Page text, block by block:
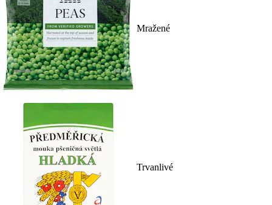
Mražené
Trvanlivé